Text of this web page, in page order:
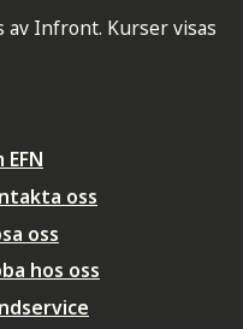
Infront. Kurser visas
EFN
oss
oss
hos oss